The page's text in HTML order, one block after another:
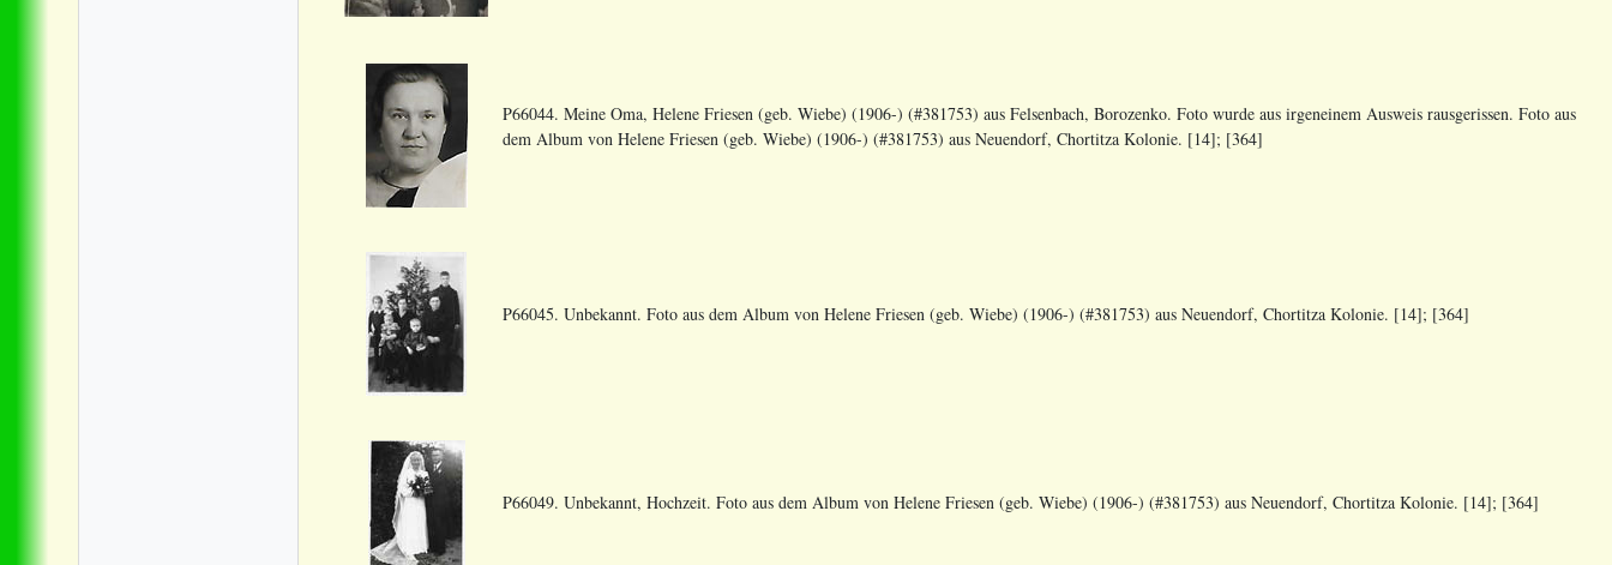
P66044. Meine Oma, Helene Friesen (geb. Wiebe) (1906-) (#381753) aus Felsenbach, Borozenko. Foto wurde aus irgeneinem Ausweis rausgerissen. Foto aus
dem Album von Helene Friesen (geb. Wiebe) (1906-) (#381753) aus Neuendorf, Chortitza Kolonie. [14]; [364]
P66045. Unbekannt. Foto aus dem Album von Helene Friesen (geb. Wiebe) (1906-) (#381753) aus Neuendorf, Chortitza Kolonie. [14]; [364]
P66049. Unbekannt, Hochzeit. Foto aus dem Album von Helene Friesen (geb. Wiebe) (1906-) (#381753) aus Neuendorf, Chortitza Kolonie. [14]; [364]